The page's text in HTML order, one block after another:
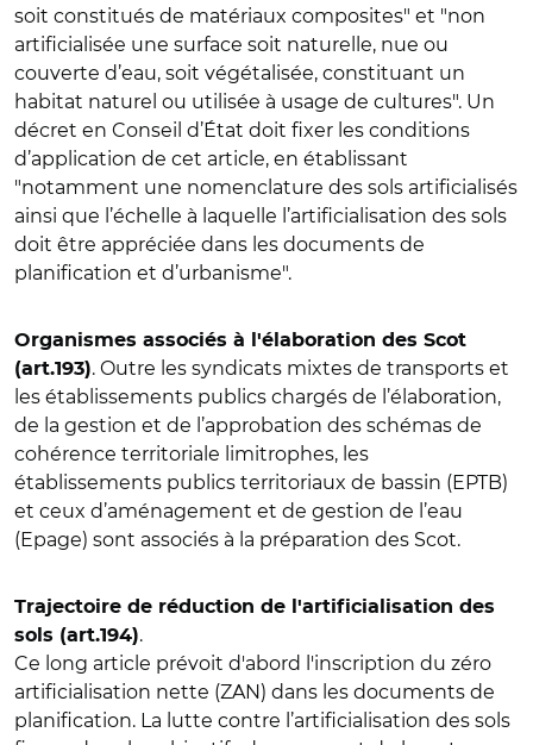
soit constitués de matériaux composites" et "non
artificialisée une surface soit naturelle, nue ou
couverte d’eau, soit végétalisée, constituant un
habitat naturel ou utilisée à usage de cultures". Un
décret en Conseil d’État doit fixer les conditions
d’application de cet article, en établissant
"notamment une nomenclature des sols artificialisés
ainsi que l’échelle à laquelle l’artificialisation des sols
doit être appréciée dans les documents de
planification et d’urbanisme".
Organismes associés à l'élaboration des Scot
(art.193). Outre les syndicats mixtes de transports et
les établissements publics chargés de l’élaboration,
de la gestion et de l’approbation des schémas de
cohérence territoriale limitrophes, les
établissements publics territoriaux de bassin (EPTB)
et ceux d’aménagement et de gestion de l’eau
(Epage) sont associés à la préparation des Scot.
Trajectoire de réduction de l'artificialisation des
sols (art.194).
Ce long article prévoit d'abord l'inscription du zéro
artificialisation nette (ZAN) dans les documents de
planification. La lutte contre l’artificialisation des sols